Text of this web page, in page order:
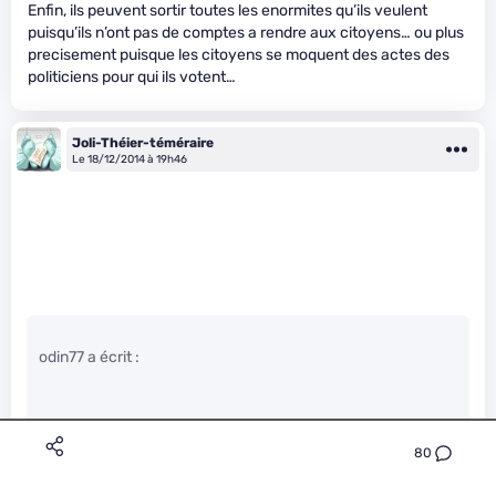
80
Enfin, ils peuvent sortir toutes les enormites qu’ils veulent
puisqu’ils n’ont pas de comptes a rendre aux citoyens… ou plus
precisement puisque les citoyens se moquent des actes des
politiciens pour qui ils votent…
Joli-Théier-téméraire
Le 18/12/2014 à 19h46
odin77 a écrit :
opposer à la vente de vos infos, il suffit de cocher la bonne